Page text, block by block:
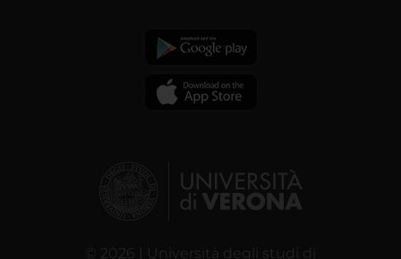
© 2026 | Università degli studi di